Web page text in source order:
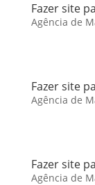
Fazer site
Agência de
Fazer site
Agência de
Fazer site
Agência de